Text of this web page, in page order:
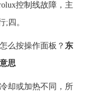
控制线故障，主
;四。
么按操作面板？东
思
却或加热不同，所